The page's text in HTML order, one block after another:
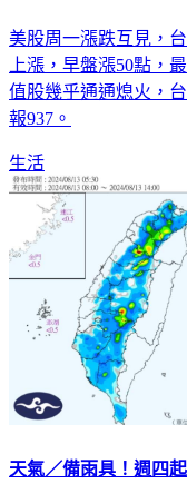
美股周一漲跌互見，
上漲，早盤漲50點，
值股幾乎通通熄火，
報937。
生活
天氣／備雨具！週四